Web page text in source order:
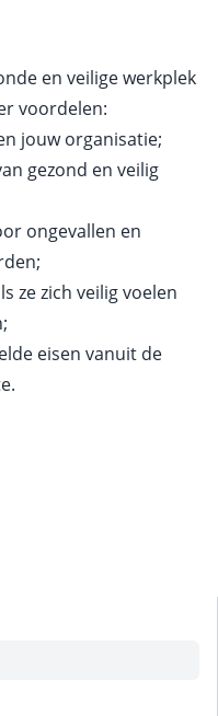
en veilige werkplek
voordelen:
jouw organisatie;
gezond en veilig
ongevallen en
ze zich veilig voelen
eisen vanuit de